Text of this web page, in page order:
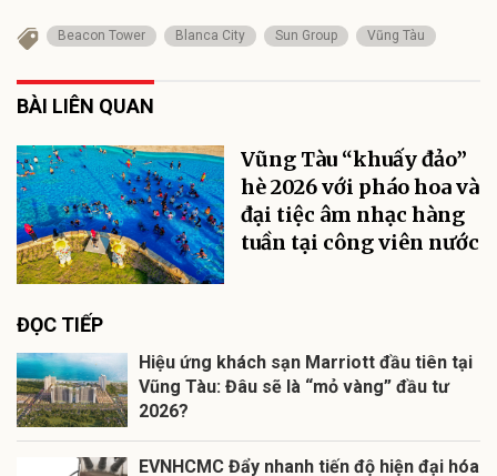
Beacon Tower Blanca City Sun Group Vũng Tàu
BÀI LIÊN QUAN
Vũng Tàu “khuấy đảo”
hè 2026 với pháo hoa và
đại tiệc âm nhạc hàng
tuần tại công viên nước
ĐỌC TIẾP
Hiệu ứng khách sạn Marriott đầu tiên tại
Vũng Tàu: Đâu sẽ là “mỏ vàng” đầu tư
2026?
EVNHCMC Đẩy nhanh tiến độ hiện đại hóa